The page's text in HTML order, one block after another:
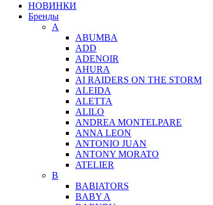
НОВИНКИ
Бренды
A
ABUMBA
ADD
ADENOIR
AHURA
AI RAIDERS ON THE STORM
ALEIDA
ALETTA
ALILO
ANDREA MONTELPARE
ANNA LEON
ANTONIO JUAN
ANTONY MORATO
ATELIER
B
BABIATORS
BABY A